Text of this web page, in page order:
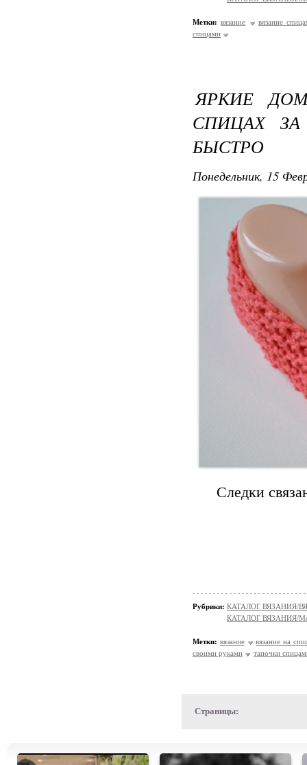
Метки: вязание
вязание
спицами
ЯРКИЕ
СПИЦАХ
БЫСТРО
Понедельник, 15
Следки
Рубрики: КАТАЛОГ ВЯЗАНИЯ/
КАТАЛОГ ВЯЗАНИЯ/
Метки: вязание
вязание на
своими руками
тапочки
Страницы: